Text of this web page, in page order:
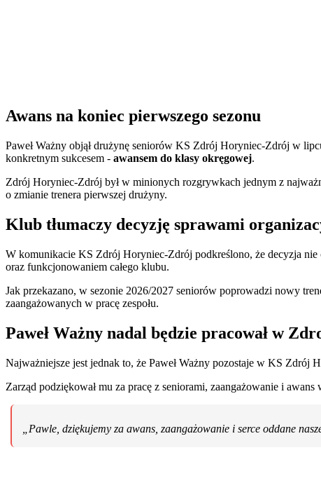
Awans na koniec pierwszego sezonu
Paweł Ważny objął drużynę seniorów KS Zdrój Horyniec-Zdrój w
konkretnym sukcesem - awansem do klasy okręgowej.
Zdrój Horyniec-Zdrój był w minionych rozgrywkach jednym z
o zmianie trenera pierwszej drużyny.
Klub tłumaczy decyzję sprawami
W komunikacie KS Zdrój Horyniec-Zdrój podkreślono, że decyzja nie
oraz funkcjonowaniem całego klubu.
Jak przekazano, w sezonie 2026/2027 seniorów poprowadzi nowy
zaangażowanych w pracę zespołu.
Paweł Ważny nadal będzie pracował w
Najważniejsze jest jednak to, że Paweł Ważny pozostaje w KS Zdrój
Zarząd podziękował mu za pracę z seniorami, zaangażowanie i
„Pawle, dziękujemy za awans, zaangażowanie i serce oddane